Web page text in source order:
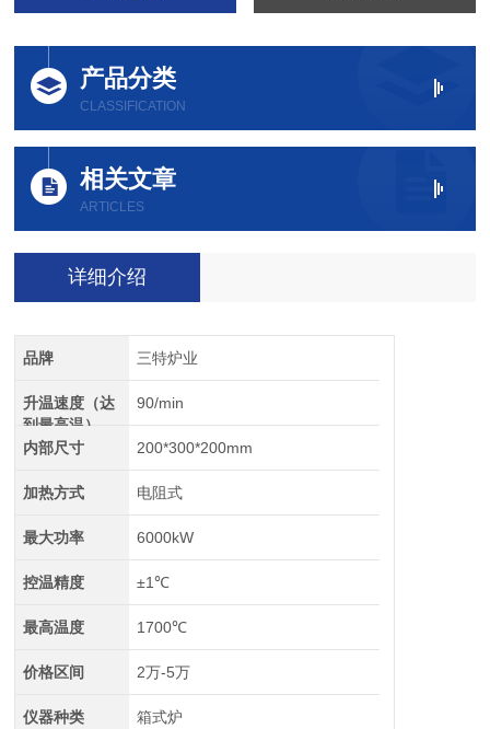
产品分类
CLASSIFICATION
相关文章
ARTICLES
详细介绍
品牌 三特炉业
升温速度（达
到最高温）
90/min
内部尺寸 200*300*200mm
加热方式 电阻式
最大功率 6000kW
控温精度 ±1℃
最高温度 1700℃
价格区间 2万-5万
仪器种类 箱式炉